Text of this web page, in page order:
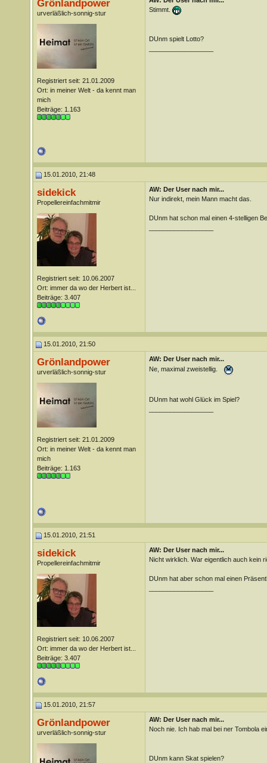
Grönlandpower
urverläßlich-sonnig-stur
Registriert seit: 21.01.2009
Ort: in meiner Welt - da kennt man
mich
Beiträge: 1.163
Stimmt.
DUnm spielt Lotto?
15.01.2010, 21:48
sidekick
Propellereinfachmitmir
Registriert seit: 10.06.2007
Ort: immer da wo der Herbert ist...
Beiträge: 3.407
AW: Der User nach mir...
Nur indirekt, mein Mann macht das.
DUnm hat schon mal einen 4-stelligen
15.01.2010, 21:50
Grönlandpower
urverläßlich-sonnig-stur
Registriert seit: 21.01.2009
Ort: in meiner Welt - da kennt man
mich
Beiträge: 1.163
AW: Der User nach mir...
Ne, maximal zweistellig.
DUnm hat wohl Glück im Spiel?
15.01.2010, 21:51
sidekick
Propellereinfachmitmir
Registriert seit: 10.06.2007
Ort: immer da wo der Herbert ist...
Beiträge: 3.407
AW: Der User nach mir...
Nicht wirklich. War eigentlich auch kein
DUnm hat aber schon mal einen
15.01.2010, 21:57
Grönlandpower
urverläßlich-sonnig-stur
AW: Der User nach mir...
Noch nie. Ich hab mal bei ner Tombola
DUnm kann Skat spielen?